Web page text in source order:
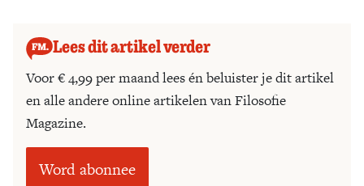
Lees dit artikel verder
Voor € 4,99 per maand lees én beluister je dit artikel
en alle andere online artikelen van Filosofie
Magazine.
Word abonnee